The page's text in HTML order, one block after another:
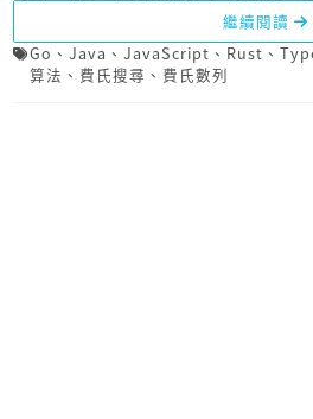
繼續閱讀
Go 、 Java 、 JavaScript 、 Rust 、
算法 、 費氏搜尋 、 費氏數列